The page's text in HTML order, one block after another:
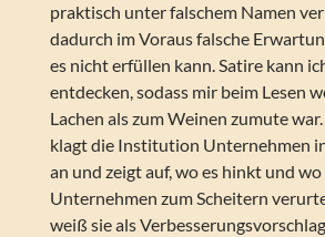
praktisch unter falschem Namen
dadurch im Voraus falsche
es nicht erfüllen kann. Satire kann
entdecken, sodass mir beim Lesen
Lachen als zum Weinen zumute
klagt die Institution Unternehmen
an und zeigt auf, wo es hinkt und wo
Unternehmen zum Scheitern
weiß sie als